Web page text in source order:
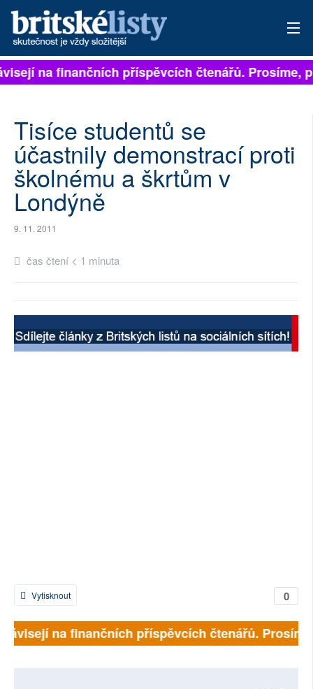
PŘIHLÁSIT
ARCHIV
ROZHOVORY
TÉMATA
NEJČTENĚJŠÍ ZA 7 DNÍ
AUTOŘI
SOCIÁLNÍ SÍTĚ
na finančních příspěvcích čtenářů. Prosíme,
Tisíce studentů se
účastnily demonstrací proti
školnému a škrtům v
Londýně
9. 11. 2011
čas čtení < 1 minuta
0
Vytisknout
na finančních příspěvcích čtenářů.